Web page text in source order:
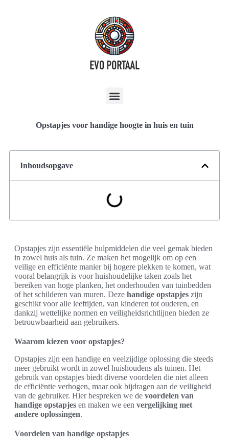
Opstapjes voor handige hoogte in huis en tuin
Inhoudsopgave
Opstapjes zijn essentiële hulpmiddelen die veel gemak bieden
in zowel huis als tuin. Ze maken het mogelijk om op een
veilige en efficiënte manier bij hogere plekken te komen, wat
vooral belangrijk is voor huishoudelijke taken zoals het
bereiken van hoge planken, het onderhouden van tuinbedden
of het schilderen van muren. Deze handige opstapjes zijn
geschikt voor alle leeftijden, van kinderen tot ouderen, en
dankzij wettelijke normen en veiligheidsrichtlijnen bieden ze
betrouwbaarheid aan gebruikers.
Waarom kiezen voor opstapjes?
Opstapjes zijn een handige en veelzijdige oplossing die steeds
meer gebruikt wordt in zowel huishoudens als tuinen. Het
gebruik van opstapjes biedt diverse voordelen die niet alleen
de efficiëntie verhogen, maar ook bijdragen aan de veiligheid
van de gebruiker. Hier bespreken we de voordelen van
handige opstapjes en maken we een vergelijking met
andere oplossingen.
Voordelen van handige opstapjes